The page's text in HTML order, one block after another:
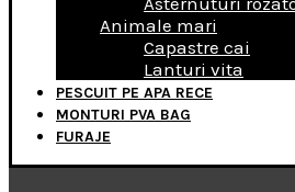
Animale mari
Capastre cai
Lanturi vita
PESCUIT PE APA RECE
MONTURI PVA BAG
FURAJE